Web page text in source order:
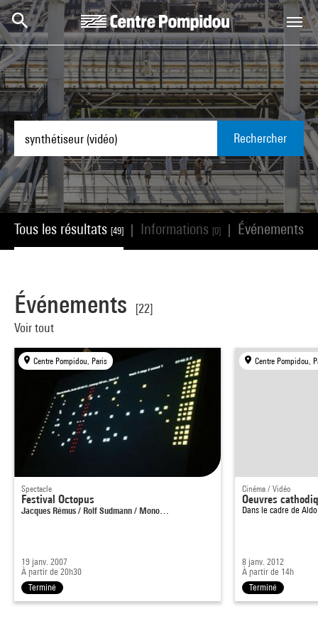
Aller au contenu principal
Centre Pompidou
Rechercher
Tous les résultats [49] Informations [0] Événements
Événements
[22]
Voir tout
Centre Pompidou, Paris
Spectacle
Festival Octopus
Jacques Rémus / Rolf Sudmann / Mono…
19 janv. 2007
À partir de 20h30
Terminé
Centre Pompidou,
Cinéma / Vidéo
Oeuvres
Dans le cadre de
8 janv. 2012
À partir de 14h
Terminé